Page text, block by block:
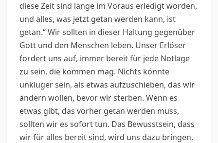
diese Zeit sind lange im Voraus erledigt worden,
und alles, was jetzt getan werden kann, ist
getan.“ Wir sollten in dieser Haltung gegenüber
Gott und den Menschen leben. Unser Erlöser
fordert uns auf, immer bereit für jede Notlage
zu sein, die kommen mag. Nichts könnte
unklüger sein, als etwas aufzuschieben, das wir
ändern wollen, bevor wir sterben. Wenn es
etwas gibt, das vorher getan werden muss,
sollten wir es sofort tun. Das Bewusstsein, dass
wir für alles bereit sind, wird uns dazu bringen,